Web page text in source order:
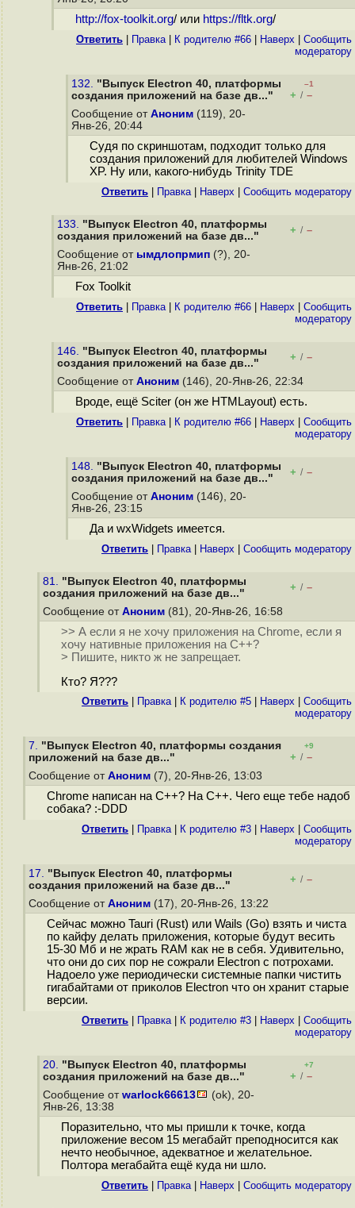
http://fox-toolkit.org/ или https://fltk.org/
Ответить Правка| К родителю #66 Наверх
Cообщить
модератору
132. "Выпуск Electron 40, платформы
создания приложений на базе дв..."
–1
+ / –
Сообщение от Аноним (119), 20-
Янв-26, 20:44
Судя по скриншотам, подходит только для
создания приложений для любителей Windows
XP. Ну или, какого-нибудь Trinity TDE
Ответить Правка| Наверх Cообщить модератору
133. "Выпуск Electron 40, платформы
создания приложений на базе дв..."
+ / –
Сообщение от ымдлопрмип (?), 20-
Янв-26, 21:02
Fox Toolkit
Ответить Правка| К родителю #66 Наверх
Cообщить
модератору
146. "Выпуск Electron 40, платформы
создания приложений на базе дв..."
+ / –
Сообщение от Аноним (146), 20-Янв-26, 22:34
Вроде, ещё Sciter (он же HTMLayout) есть.
Ответить Правка| К родителю #66 Наверх
Cообщить
модератору
148. "Выпуск Electron 40, платформы
создания приложений на базе дв..."
+ / –
Сообщение от Аноним (146), 20-
Янв-26, 23:15
Да и wxWidgets имеется.
Ответить Правка| Наверх Cообщить модератору
81. "Выпуск Electron 40, платформы
создания приложений на базе дв..."
+ / –
Сообщение от Аноним (81), 20-Янв-26, 16:58
>> А если я не хочу приложения на Chrome, если я
хочу нативные приложения на C++?
> Пишите, никто ж не запрещает.
Кто? Я???
Ответить Правка| К родителю #5 Наверх
Cообщить
модератору
7. "Выпуск Electron 40, платформы создания
приложений на базе дв..."
+9
+ / –
Сообщение от Аноним (7), 20-Янв-26, 13:03
Chrome написан на С++? На С++. Чего еще тебе надоб
собака? :-DDD
Ответить Правка| К родителю #3 Наверх
Cообщить
модератору
17. "Выпуск Electron 40, платформы
создания приложений на базе дв..."
+ / –
Сообщение от Аноним (17), 20-Янв-26, 13:22
Сейчас можно Tauri (Rust) или Wails (Go) взять и чиста
по кайфу делать приложения, которые будут весить
15-30 Мб и не жрать RAM как не в себя. Удивительно,
что они до сих пор не сожрали Electron с потрохами.
Надоело уже периодически системные папки чистить
гигабайтами от приколов Electron что он хранит старые
версии.
Ответить Правка| К родителю #3 Наверх
Cообщить
модератору
20. "Выпуск Electron 40, платформы
создания приложений на базе дв..."
+7
+ / –
Сообщение от warlock66613
(ok), 20-
Янв-26, 13:38
Поразительно, что мы пришли к точке, когда
приложение весом 15 мегабайт преподносится как
нечто необычное, адекватное и желательное.
Полтора мегабайта ещё куда ни шло.
Ответить Правка| Наверх Cообщить модератору